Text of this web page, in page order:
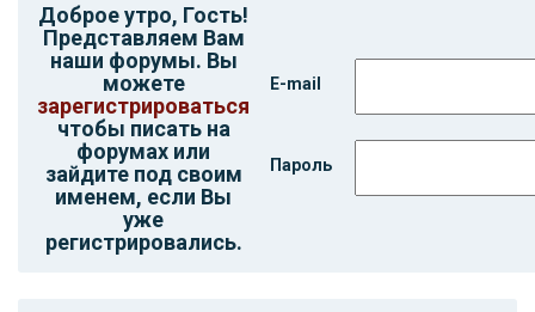
Доброе утро, Гость!
Представляем Вам
наши форумы. Вы
можете
зарегистрироваться
чтобы писать на
форумах или
зайдите под своим
именем, если Вы
уже
регистрировались.
E-mail
Пароль